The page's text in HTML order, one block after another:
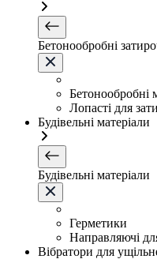
Бетонообробні
Бетонообробні
Лопасті для
Будівельні матеріали
Будівельні матеріали
Герметики
Направляючі
Вібратори для